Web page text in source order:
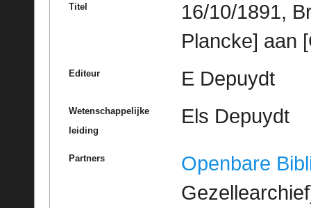
Titel
16/10/1891,
Plancke] aan
Editeur E Depuydt
Wetenschappelijke
leiding
Els Depuydt
Partners
Openbare